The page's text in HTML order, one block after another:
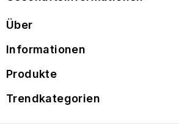
Über
Informationen
Produkte
Trendkategorien